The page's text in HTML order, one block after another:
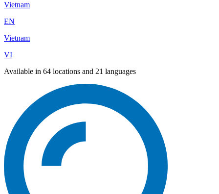
Vietnam
EN
Vietnam
VI
Available in 64 locations and 21 languages